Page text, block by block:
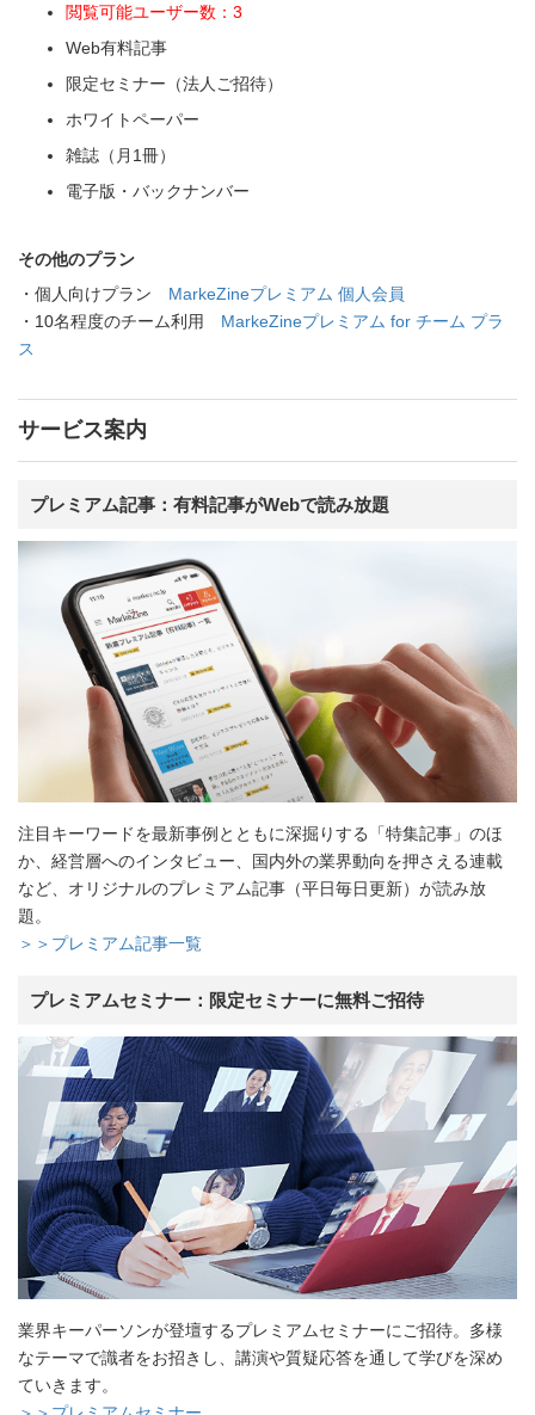
閲覧可能ユーザー数：3
Web有料記事
限定セミナー（法人ご招待）
ホワイトペーパー
雑誌（月1冊）
電子版・バックナンバー
その他のプラン
・個人向けプラン MarkeZineプレミアム 個人会員
・10名程度のチーム利用 MarkeZineプレミアム for チーム プラ
ス
サービス案内
プレミアム記事：有料記事がWebで読み放題
注目キーワードを最新事例とともに深掘りする「特集記事」のほ
か、経営層へのインタビュー、国内外の業界動向を押さえる連載
など、オリジナルのプレミアム記事（平日毎日更新）が読み放
題。
＞＞プレミアム記事一覧
プレミアムセミナー：限定セミナーに無料ご招待
業界キーパーソンが登壇するプレミアムセミナーにご招待。多様
なテーマで識者をお招きし、講演や質疑応答を通して学びを深め
ていきます。